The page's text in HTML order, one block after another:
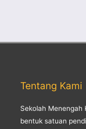
Tentang Kami
Sekolah Menengah
bentuk satuan